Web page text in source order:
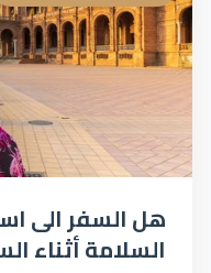
هل السفر الى
السلامة أثناء السفر